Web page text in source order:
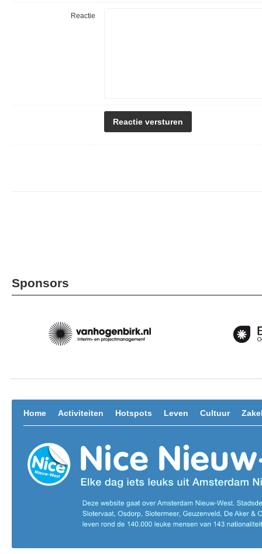
Reactie
Sponsors
Home Activiteiten Hotspots Leven Cultuur